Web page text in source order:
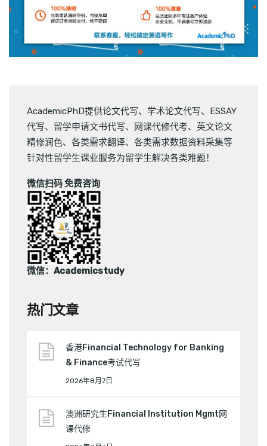
AcademicPhD提供论文代写、 学术论文代写、 ESSAY
代写、 留学申请文书代写、 网课代修代考、 英文论文
精修润色、 各类需求翻译、 各类需求数据资料采集等
针对性留学生课业服务为留学生解决各类难题！
微信扫码 免费咨询
微信：Academicstudy
热门文章
香港Financial Technology for Banking
& Finance考试代写
2026年8月7日
澳洲研究生Financial Institution Mgmt网
课代修